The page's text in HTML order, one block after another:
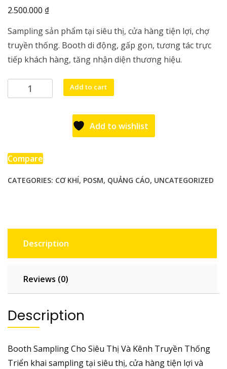
2.500.000 ₫
Sampling sản phẩm tại siêu thị, cửa hàng tiện lợi, chợ
truyền thống. Booth di động, gấp gọn, tương tác trực
tiếp khách hàng, tăng nhận diện thương hiệu.
Booth
Sampling
Thị
Kênh
Add to cart
Add to wishlist
Compare
CATEGORIES: CƠ KHÍ, POSM, QUẢNG CÁO, UNCATEGORIZED
Description
Reviews (0)
Description
Booth Sampling Cho Siêu Thị Và Kênh Truyền Thống
Triển khai sampling tại siêu thị, cửa hàng tiện lợi và